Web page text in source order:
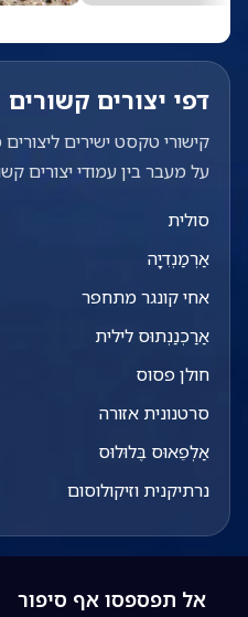
דפי יצורים קשורים
קישורי טקסט ישירים
על מעבר בין עמודי יצורים
סולית
אַרְמַנְדִיָה
אחי קונגר מתחפר
אַרַכְנַנְתוּס לילית
חולן פסוס
סרטנונית אזורה
אַלְפֵאוּס בֶּלוּלוּס
נרתיקנית וזיקולוסום
אל תפספסו אף סיפור